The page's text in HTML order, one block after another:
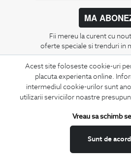
Acest site foloseste cookie-uri
placuta experienta online.
intermediul cookie-urilor sunt
utilizarii serviciilor noastre
Sunt de acord
Vreau sa schimb
MA
Fii mereu la curent cu
oferte speciale si trenduri in
CONCIERGE
Termeni si
Schimburi si
ANPC